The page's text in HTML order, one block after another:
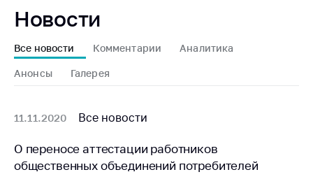
Законодательство
Антикоррупционная
деятельность
совет
Соискателям
Награждения
Новости
Все новости Комментарии Аналитика
Анонсы Галерея
11.11.2020 Все новости
О переносе аттестации работников
общественных объединений потребителей